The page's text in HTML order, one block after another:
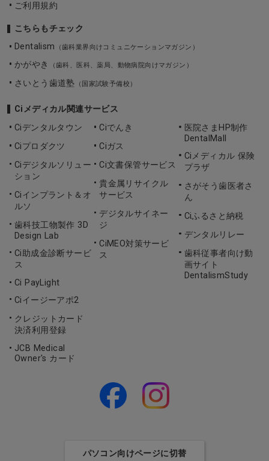
ご利用規約
こちらもチェック
Dentalism
（歯科業界向けコミュニケーションマガジン）
かがやき （歯科、医科、薬局、動物病院向けマガジン）
さいとう歯道塾 （国家試験予備校）
Ciメディカル関連サービス
Ciデンタルタウン
Ciプロダクツ
Ciデジタルソリュー
ション
Ciインプラント＆オ
ルソ
歯科技工物製作 3D
Design Lab
Ci助成金診断サービ
ス
Ci PayLight
Ciイージーアポ2
クレジットカード
決済利用登録
JCB Medical
Owner's カード
Ciでんき
Ciガス
Ci文書保管サービス
貴金属リサイクル
サービス
デジタルサイネー
ジ
CiMEO対策サービ
ス
医院さまHP制作
DentalMall
Ciメディカル 保険
プラザ
さがそう歯医者さ
ん
Ciふるさと納税
デンタルリレー
歯科従事者向け動
画サイト
DentalismStudy
パソコン向けページに切替